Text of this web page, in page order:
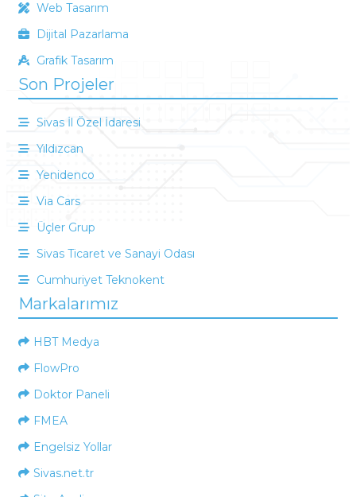
Web Tasarım
Dijital Pazarlama
Grafik Tasarım
Son Projeler
Sivas İl Özel İdaresi
Yıldızcan
Yenidenco
Via Cars
Üçler Grup
Sivas Ticaret ve Sanayi Odası
Cumhuriyet Teknokent
Markalarımız
HBT Medya
FlowPro
Doktor Paneli
FMEA
Engelsiz Yollar
Sivas.net.tr